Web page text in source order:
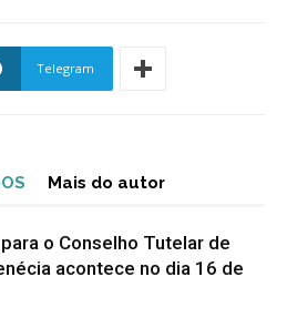
Telegram
Mais do autor
o Conselho Tutelar de
acontece no dia 16 de